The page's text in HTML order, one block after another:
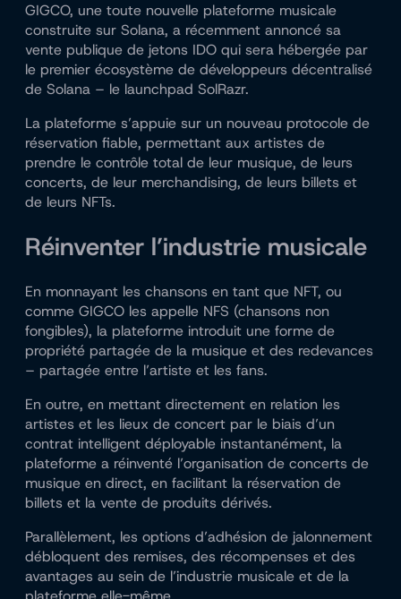
GIGCO, une toute nouvelle plateforme musicale
construite sur Solana, a récemment annoncé sa
vente publique de jetons IDO qui sera hébergée par
le premier écosystème de développeurs décentralisé
de Solana – le launchpad SolRazr.
La plateforme s’appuie sur un nouveau protocole de
réservation fiable, permettant aux artistes de
prendre le contrôle total de leur musique, de leurs
concerts, de leur merchandising, de leurs billets et
de leurs NFTs.
Réinventer l’industrie musicale
En monnayant les chansons en tant que NFT, ou
comme GIGCO les appelle NFS (chansons non
fongibles), la plateforme introduit une forme de
propriété partagée de la musique et des redevances
– partagée entre l’artiste et les fans.
En outre, en mettant directement en relation les
artistes et les lieux de concert par le biais d’un
contrat intelligent déployable instantanément, la
plateforme a réinventé l’organisation de concerts de
musique en direct, en facilitant la réservation de
billets et la vente de produits dérivés.
Parallèlement, les options d’adhésion de jalonnement
débloquent des remises, des récompenses et des
avantages au sein de l’industrie musicale et de la